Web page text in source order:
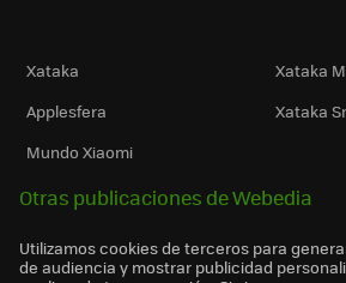
Xataka
Xataka
Applesfera
Xataka
Mundo Xiaomi
Otras publicaciones de Webedia
Utilizamos cookies de terceros para
de audiencia y mostrar publicidad